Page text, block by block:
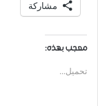
مشاركة
معجب بهذه:
تحميل...